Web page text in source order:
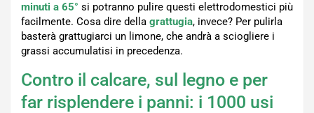
minuti a 65° si potranno pulire questi elettrodomestici più
facilmente. Cosa dire della grattugia, invece? Per pulirla
basterà grattugiarci un limone, che andrà a sciogliere i
grassi accumulatisi in precedenza.
Contro il calcare, sul legno e per
far risplendere i panni: i 1000 usi